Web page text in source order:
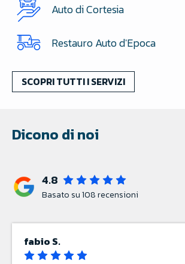
Auto di Cortesia
Restauro Auto d'Epoca
SCOPRI TUTTI I SERVIZI
Dicono di noi
4.8
Basato su108recensioni
andrea r